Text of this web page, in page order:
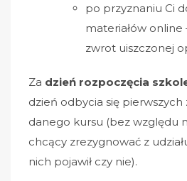
po przyznaniu Ci
materiałów online
zwrot uiszczonej
Za dzień rozpoczęcia
dzień odbycia się pierwszych
danego kursu (bez względu
chcący zrezygnować z
nich pojawił czy nie).